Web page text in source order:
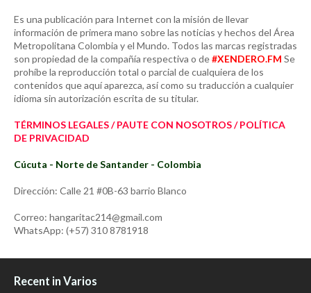
Es una publicación para Internet con la misión de llevar
información de primera mano sobre las noticias y hechos del Área
Metropolitana Colombia y el Mundo. Todos las marcas registradas
son propiedad de la compañía respectiva o de#XENDERO.FM Se
prohíbe la reproducción total o parcial de cualquiera de los
contenidos que aquí aparezca, así como su traducción a cualquier
idioma sin autorización escrita de su titular.
TÉRMINOS LEGALES / PAUTE CON NOSOTROS / POLÍTICA
DE PRIVACIDAD
Cúcuta - Norte de Santander - Colombia
Dirección: Calle 21 #0B-63 barrio Blanco
Correo: hangaritac214@gmail.com
WhatsApp: (+57) 310 8781918
Recent in Varios